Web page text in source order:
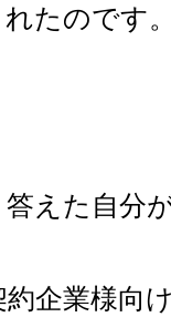
たのです
えた自分
企業様向